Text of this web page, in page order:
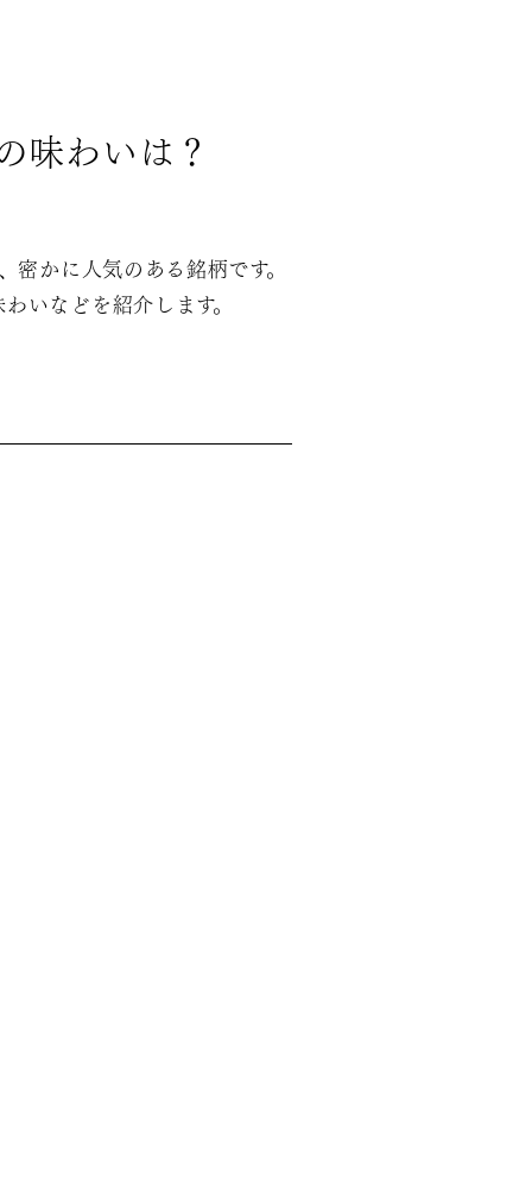
味わいは？
かに人気のある銘柄です。
いなどを紹介します。